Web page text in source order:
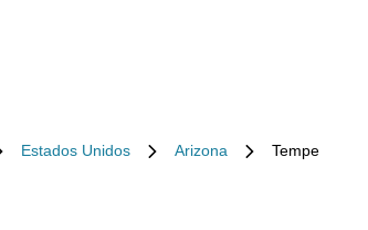
Estados Unidos Arizona Tempe